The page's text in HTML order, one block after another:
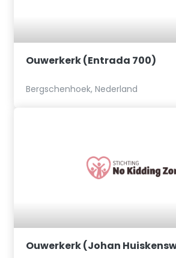
Ouwerkerk (Entrada 700)
Bergschenhoek, Nederland
Ouwerkerk (Johan